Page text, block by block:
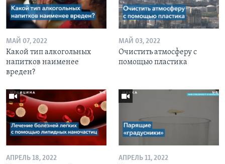
МАЙ 07, 2022
Какой тип алкогольных
напитков наименее
вреден?
МАЙ 03, 2022
Очистить атмосферу с
помощью пластика
АПРЕЛЬ 18, 2022 АПРЕЛЬ 11, 2022